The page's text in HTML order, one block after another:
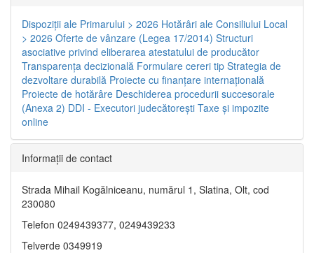
Dispoziţii ale Primarului > 2026 Hotărâri ale Consiliului Local
> 2026 Oferte de vânzare (Legea 17/2014) Structuri
asociative privind eliberarea atestatului de producător
Transparenţa decizională Formulare cereri tip Strategia de
dezvoltare durabilă Proiecte cu finanţare internaţională
Proiecte de hotărâre Deschiderea procedurii succesorale
(Anexa 2) DDI - Executori judecătorești Taxe şi impozite
online
Informaţii de contact
Strada Mihail Kogălniceanu, numărul 1, Slatina, Olt, cod
230080
Telefon 0249439377, 0249439233
Telverde 0349919